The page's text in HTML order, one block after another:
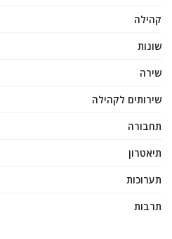
קהילה
שונות
שירה
שירותים לקהילה
תחבורה
תיאטרון
תערוכות
תרבות